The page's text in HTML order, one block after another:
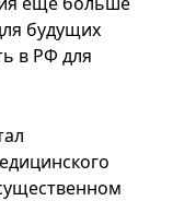
будущих
в РФ для